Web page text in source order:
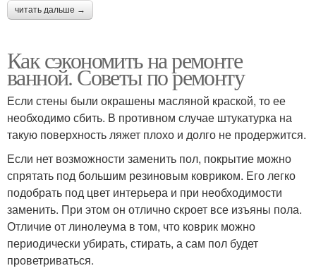
читать дальше →
Как сэкономить на ремонте
ванной. Советы по ремонту
Если стены были окрашены масляной краской, то ее
необходимо сбить. В противном случае штукатурка на
такую поверхность ляжет плохо и долго не продержится.
Если нет возможности заменить пол, покрытие можно
спрятать под большим резиновым ковриком. Его легко
подобрать под цвет интерьера и при необходимости
заменить. При этом он отлично скроет все изъяны пола.
Отличие от линолеума в том, что коврик можно
периодически убирать, стирать, а сам пол будет
проветриваться.